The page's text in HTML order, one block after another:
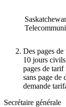
Des pages
10 jours
pages de tarif
sans page de
demande
Secrétaire générale